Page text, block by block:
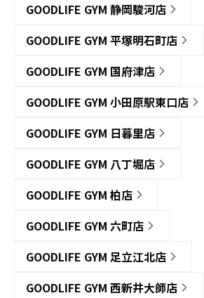
GOODLIFE GYM 静岡駿河店
GOODLIFE GYM 平塚明石町店
GOODLIFE GYM 国府津店
GOODLIFE GYM 小田原駅東口店
GOODLIFE GYM 日暮里店
GOODLIFE GYM 八丁堀店
GOODLIFE GYM 柏店
GOODLIFE GYM 六町店
GOODLIFE GYM 足立江北店
GOODLIFE GYM 西新井大師店